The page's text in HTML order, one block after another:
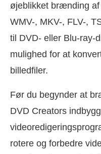
øjeblikket brænding af
WMV-, MKV-, FLV-,
til DVD- eller Blu-ray-
mulighed for at
billedfiler.
Før du begynder at
DVD Creators
rotere og forbedre